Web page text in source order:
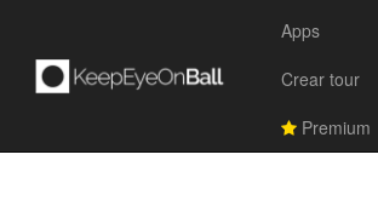
Apps
Crear tour
Premium